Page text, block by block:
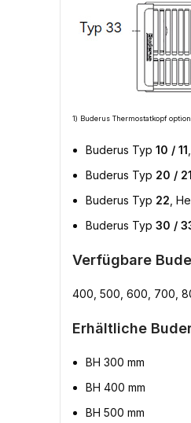
1) Buderus Thermostatkopf
Buderus Typ 10 / 11
Buderus Typ 20 / 21
Buderus Typ 22 ,
Buderus Typ 30 /
Verfügbare
400, 500, 600, 700,
Erhältliche
BH 300 mm
BH 400 mm
BH 500 mm